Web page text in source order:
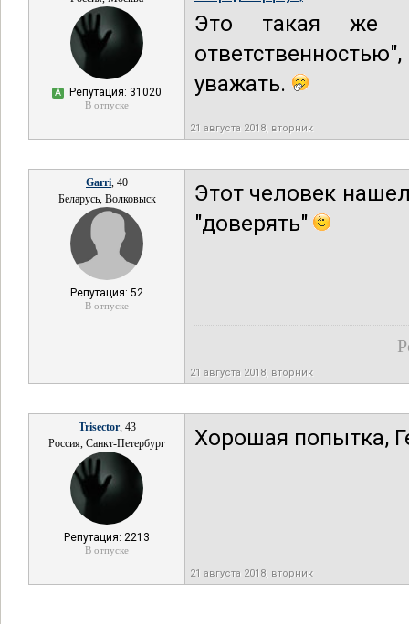
А Репутация: 31020
В отпуске
Это такая же
уважать.
21 августа 2018, вторник
Garri, 40
Беларусь, Волковыск
Репутация: 52
В отпуске
Этот человек
"доверять"
21 августа 2018, вторник
Trisector, 43
Россия, Санкт-Петербург
Репутация: 2213
В отпуске
Хорошая попытка,
21 августа 2018, вторник